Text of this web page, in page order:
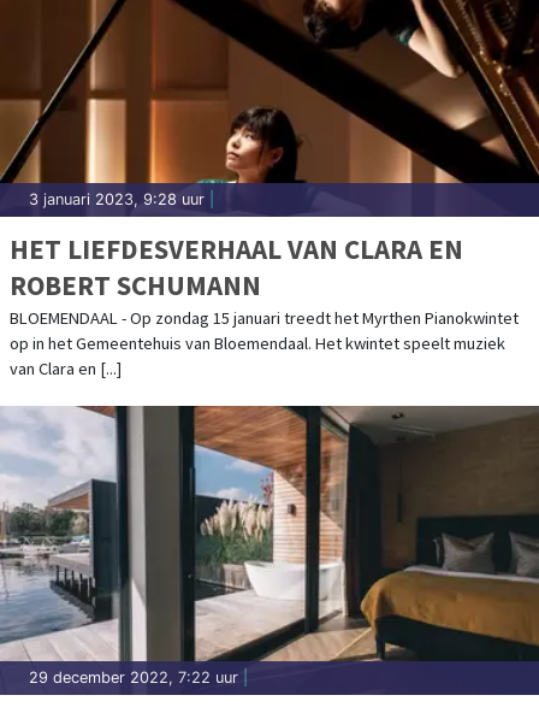
3 januari 2023, 9:28 uur
HET LIEFDESVERHAAL VAN CLARA EN
ROBERT SCHUMANN
BLOEMENDAAL - Op zondag 15 januari treedt het Myrthen Pianokwintet
op in het Gemeentehuis van Bloemendaal. Het kwintet speelt muziek
van Clara en [...]
29 december 2022, 7:22 uur